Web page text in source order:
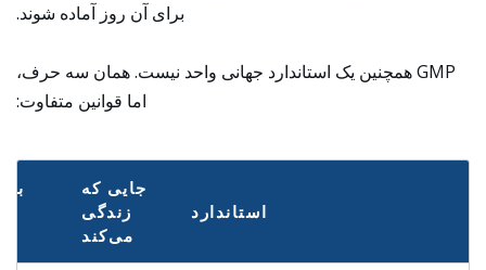
برای آن روز آماده شوند.
GMP همچنین یک استاندارد جهانی واحد نیست. همان سه حرف،
اما قوانین متفاوت:
استاندارد
جایی که
زندگی
می‌کند